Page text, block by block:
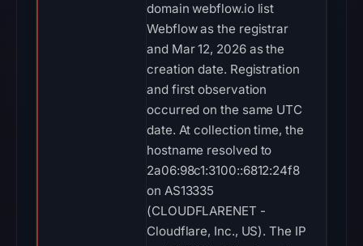
domain webflow.io list
Webflow as the registrar
and Mar 12, 2026 as the
creation date. Registration
and first observation
occurred on the same UTC
date. At collection time, the
hostname resolved to
2a06:98c1:3100::6812:24f8
on AS13335
(CLOUDFLARENET -
Cloudflare, Inc., US). The IP